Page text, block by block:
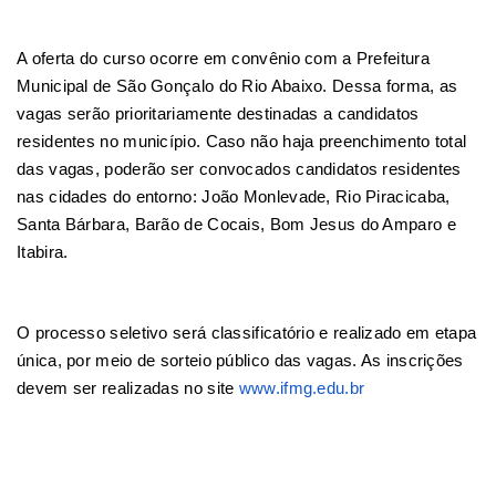
A oferta do curso ocorre em convênio com a Prefeitura
Municipal de São Gonçalo do Rio Abaixo. Dessa forma, as
vagas serão prioritariamente destinadas a candidatos
residentes no município. Caso não haja preenchimento total
das vagas, poderão ser convocados candidatos residentes
nas cidades do entorno: João Monlevade, Rio Piracicaba,
Santa Bárbara, Barão de Cocais, Bom Jesus do Amparo e
Itabira.
O processo seletivo será classificatório e realizado em etapa
única, por meio de sorteio público das vagas. As inscrições
devem ser realizadas no site www.ifmg.edu.br